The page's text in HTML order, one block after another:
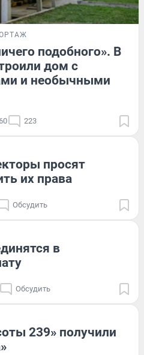
подобного». В
дом с
и необычными
223
просят
их права
Обсудить
в
Обсудить
239» получили